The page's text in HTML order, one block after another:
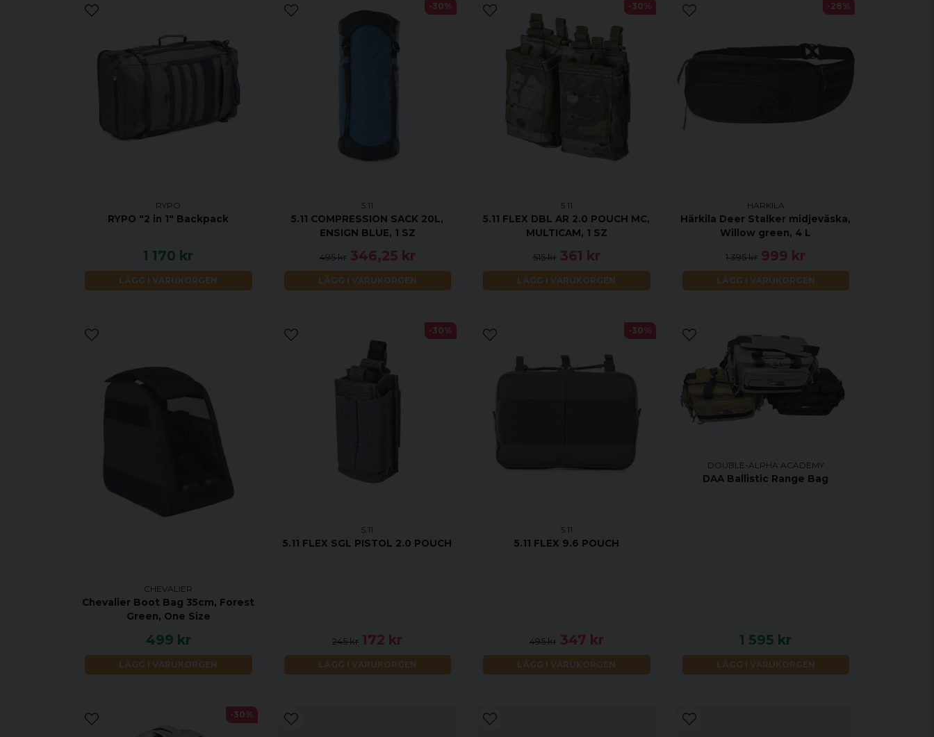
RYPO
RYPO "2 in 1" Backpack
1 170 kr
LÄGG I VARUKORGEN
5.11
5.11 COMPRESSION SACK 20L,
ENSIGN BLUE, 1 SZ
495 kr 346,25 kr
LÄGG I VARUKORGEN
-30%
5.11
5.11 FLEX DBL AR 2.0 POUCH MC,
MULTICAM, 1 SZ
515 kr 361 kr
LÄGG I VARUKORGEN
-30%
HÄRKILA
Härkila Deer Stalker midjeväska,
Willow green, 4 L
1 395 kr 999 kr
LÄGG I VARUKORGEN
-28%
CHEVALIER
Chevalier Boot Bag 35cm, Forest
Green, One Size
499 kr
LÄGG I VARUKORGEN
5.11
5.11 FLEX SGL PISTOL 2.0 POUCH
245 kr 172 kr
LÄGG I VARUKORGEN
-30%
5.11
5.11 FLEX 9.6 POUCH
495 kr 347 kr
LÄGG I VARUKORGEN
-30%
DOUBLE-ALPHA ACADEMY
DAA Ballistic Range Bag
1 595 kr
LÄGG I VARUKORGEN
-30%